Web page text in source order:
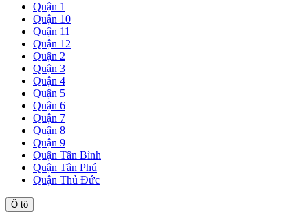
Quận 1
Quận 10
Quận 11
Quận 12
Quận 2
Quận 3
Quận 4
Quận 5
Quận 6
Quận 7
Quận 8
Quận 9
Quận Tân Bình
Quận Tân Phú
Quận Thủ Đức
Ô tô